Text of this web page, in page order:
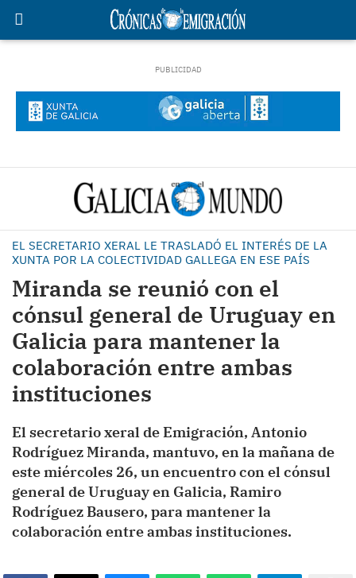
EL SECRETARIO XERAL LE TRASLADÓ EL INTERÉS DE LA
XUNTA POR LA COLECTIVIDAD GALLEGA EN ESE PAÍS
Miranda se reunió con el
cónsul general de Uruguay en
Galicia para mantener la
colaboración entre ambas
instituciones
El secretario xeral de Emigración, Antonio
Rodríguez Miranda, mantuvo, en la mañana de
este miércoles 26, un encuentro con el cónsul
general de Uruguay en Galicia, Ramiro
Rodríguez Bausero, para mantener la
colaboración entre ambas instituciones.